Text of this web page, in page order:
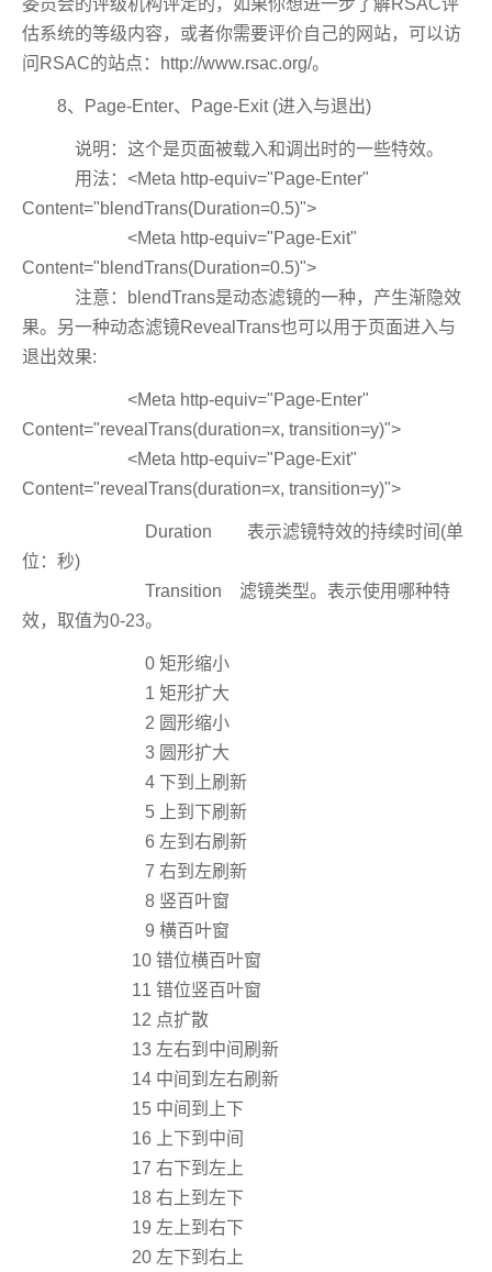
委员会的评级机构评定的，如果你想进一步了解RSAC评
估系统的等级内容，或者你需要评价自己的网站，可以访
问RSAC的站点：http://www.rsac.org/。
8、Page-Enter、Page-Exit (进入与退出)
说明：这个是页面被载入和调出时的一些特效。
用法：<Meta http-equiv="Page-Enter"
Content="blendTrans(Duration=0.5)">
<Meta http-equiv="Page-Exit"
Content="blendTrans(Duration=0.5)">
注意：blendTrans是动态滤镜的一种，产生渐隐效
果。另一种动态滤镜RevealTrans也可以用于页面进入与
退出效果:
<Meta http-equiv="Page-Enter"
Content="revealTrans(duration=x, transition=y)">
<Meta http-equiv="Page-Exit"
Content="revealTrans(duration=x, transition=y)">
Duration 表示滤镜特效的持续时间(单
位：秒)
Transition 滤镜类型。表示使用哪种特
效，取值为0-23。
0 矩形缩小
1 矩形扩大
2 圆形缩小
3 圆形扩大
4 下到上刷新
5 上到下刷新
6 左到右刷新
7 右到左刷新
8 竖百叶窗
9 横百叶窗
10 错位横百叶窗
11 错位竖百叶窗
12 点扩散
13 左右到中间刷新
14 中间到左右刷新
15 中间到上下
16 上下到中间
17 右下到左上
18 右上到左下
19 左上到右下
20 左下到右上